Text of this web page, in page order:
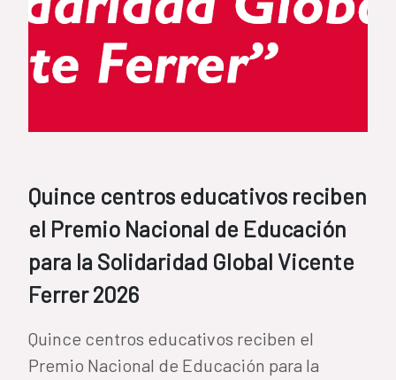
Quince centros educativos reciben
el Premio Nacional de Educación
para la Solidaridad Global Vicente
Ferrer 2026
Quince centros educativos reciben el
Premio Nacional de Educación para la